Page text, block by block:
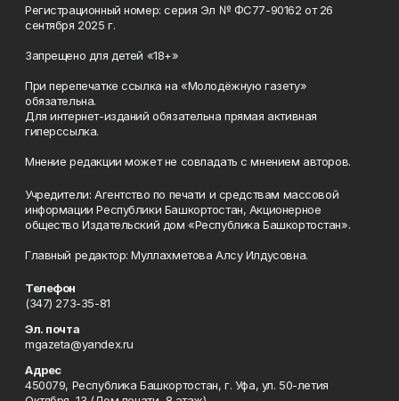
Регистрационный номер: серия Эл № ФС77-90162 от 26
сентября 2025 г.
Запрещено для детей «18+»
При перепечатке ссылка на «Молодёжную газету»
обязательна.
Для интернет-изданий обязательна прямая активная
гиперссылка.
Мнение редакции может не совпадать с мнением авторов.
Учредители: Агентство по печати и средствам массовой
информации Республики Башкортостан, Акционерное
общество Издательский дом «Республика Башкортостан».
Главный редактор: Муллахметова Алсу Илдусовна.
Телефон
(347) 273-35-81
Эл. почта
mgazeta@yandex.ru
Адрес
450079, Республика Башкортостан, г. Уфа, ул. 50-летия